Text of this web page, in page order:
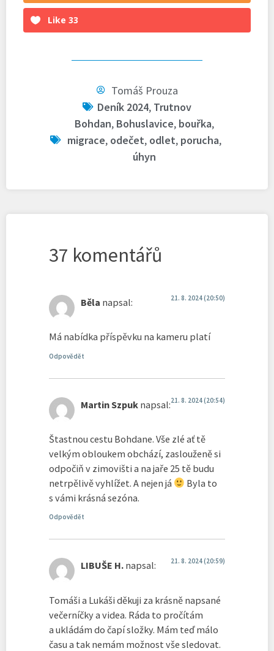
Like 33
Tomáš Prouza
Deník 2024, Trutnov
Bohdan, Bohuslavice, bouřka,
migrace, odečet, odlet, porucha,
úhyn
37 komentářů
Běla napsal: 21. 8. 2024 (20:50)
Má nabídka příspěvku na kameru platí
Odpovědět
Martin Szpuk napsal:21. 8. 2024 (20:54)
Štastnou cestu Bohdane. Vše zlé ať tě
velkým obloukem obchází, zaslouženě si
odpočiň v zimovišti a na jaře 25 tě budu
netrpělivě vyhlížet. A nejen já
Byla to
s vámi krásná sezóna.
Odpovědět
LIBUŠE H. napsal: 21. 8. 2024 (20:59)
Tomáši a Lukáši děkuji za krásně napsané
večerníčky a videa. Ráda to pročítám
a ukládám do čapí složky. Mám teď málo
času a tak nemám možnost vše sledovat.